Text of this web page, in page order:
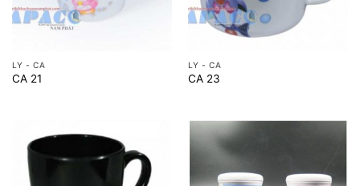
LY - CA
CA 21
LY - CA
CA 23